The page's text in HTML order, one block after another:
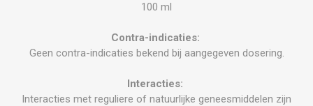
100 ml
Contra-indicaties:
Geen contra-indicaties bekend bij aangegeven dosering.
Interacties:
Interacties met reguliere of natuurlijke geneesmiddelen zijn